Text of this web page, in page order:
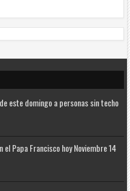
este domingo a personas sin techo
el Papa Francisco hoy Noviembre 14